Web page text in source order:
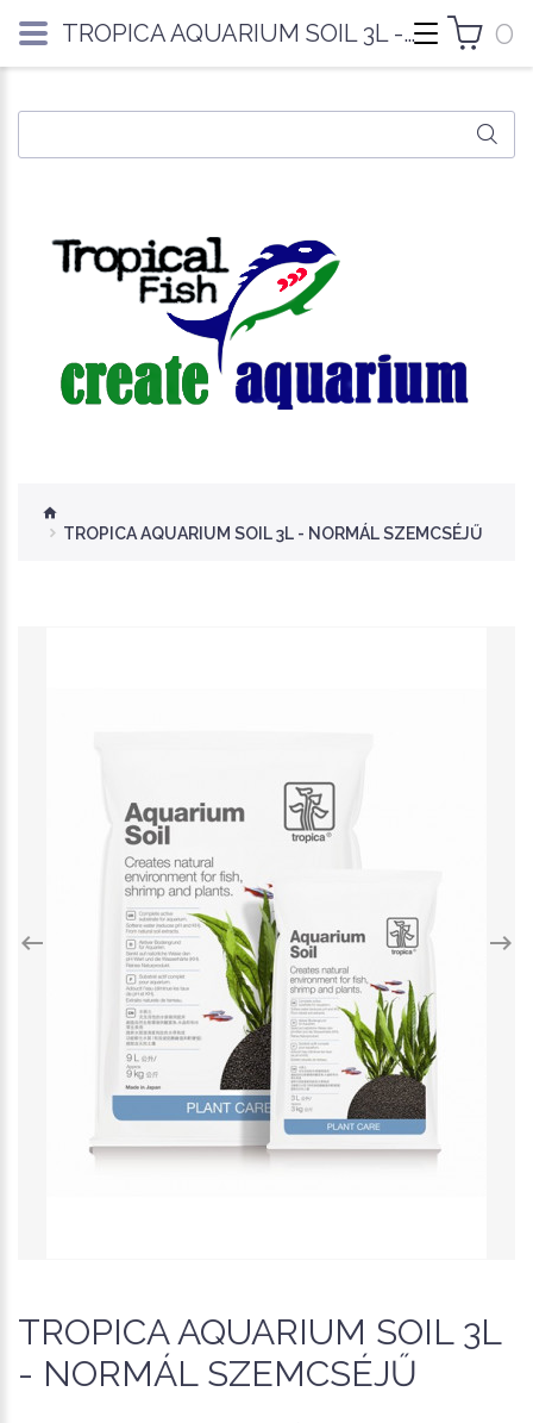
0
TROPICA AQUARIUM SOIL 3L - NORMÁL SZEMCSÉJŰ
TROPICA AQUARIUM SOIL 3L
- NORMÁL SZEMCSÉJŰ
TROPICA AQUARIUM SOIL 3L - NORMÁL SZEMCSÉJŰ